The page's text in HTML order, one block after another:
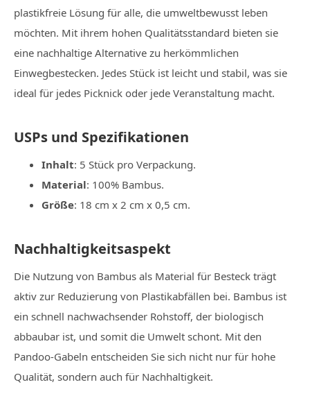
plastikfreie Lösung für alle, die umweltbewusst leben
möchten. Mit ihrem hohen Qualitätsstandard bieten sie
eine nachhaltige Alternative zu herkömmlichen
Einwegbestecken. Jedes Stück ist leicht und stabil, was sie
ideal für jedes Picknick oder jede Veranstaltung macht.
USPs und Spezifikationen
Inhalt: 5 Stück pro Verpackung.
Material: 100% Bambus.
Größe: 18 cm x 2 cm x 0,5 cm.
Nachhaltigkeitsaspekt
Die Nutzung von Bambus als Material für Besteck trägt
aktiv zur Reduzierung von Plastikabfällen bei. Bambus ist
ein schnell nachwachsender Rohstoff, der biologisch
abbaubar ist, und somit die Umwelt schont. Mit den
Pandoo-Gabeln entscheiden Sie sich nicht nur für hohe
Qualität, sondern auch für Nachhaltigkeit.